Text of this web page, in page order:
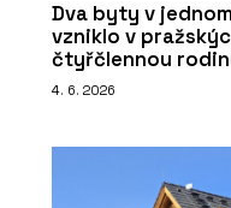
Dva byty v
vzniklo v
čtyřčlennou
4. 6. 2026